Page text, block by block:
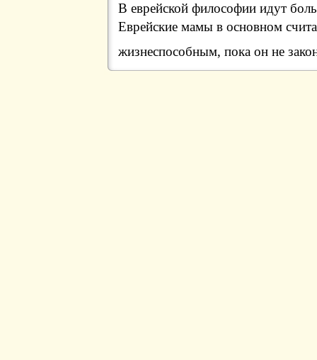
В еврейской философии идут
Еврейские мамы в основном
жизнеспособным, пока он не